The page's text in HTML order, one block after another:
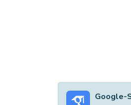
Google-